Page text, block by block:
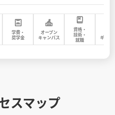
ダンス
学費・
奨学金
オープン
キャンパス
資格・
技術・
就職
ギャラ
スマップ